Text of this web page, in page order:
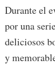
Durante el
por una
deliciosos
y